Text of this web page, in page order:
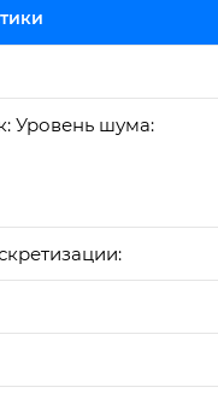
Уровень шума: